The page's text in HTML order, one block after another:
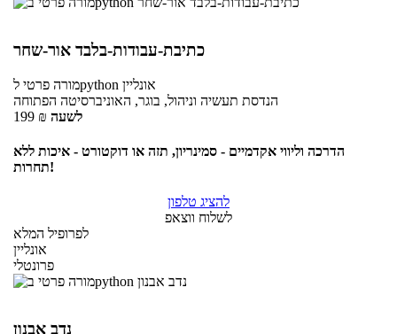
כתיבת-עבודות-בלבד אור-שחר
מורה פרטילpython אונליין
הנדסת תעשיה וניהול, בוגר, האוניברסיטה הפתוחה
199 ₪ לשעה
הדרכה וליווי אקדמיים - סמינריון, תזה או דוקטורט - איכות ללא
תחרות!
להציג טלפון
לשלוח ווצאפ
לפרופיל המלא
אונליין
פרונטלי
נדב אבנון